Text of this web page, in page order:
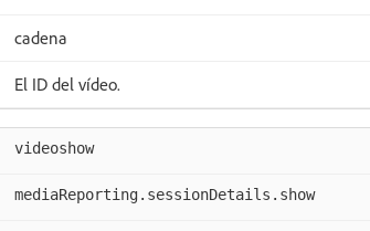
cadena
El ID del vídeo.
videoshow
mediaReporting.sessionDetails.show